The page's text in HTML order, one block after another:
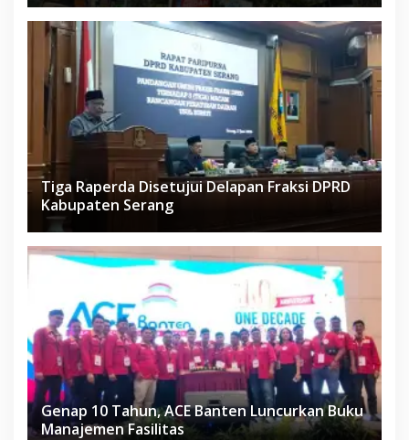
Tiga Raperda Disetujui Delapan Fraksi DPRD
Kabupaten Serang
Genap 10 Tahun, ACE Banten Luncurkan Buku
Manajemen Fasilitas